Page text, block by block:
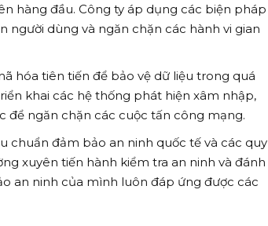
hàng đầu. Công ty áp dụng các biện pháp
dùng và ngăn chặn các hành vi gian
hóa tiên tiến để bảo vệ dữ liệu trong quá
khai các hệ thống phát hiện xâm nhập,
để ngăn chặn các cuộc tấn công mạng.
chuẩn đảm bảo an ninh quốc tế và các quy
xuyên tiến hành kiểm tra an ninh và đánh
an ninh của mình luôn đáp ứng được các